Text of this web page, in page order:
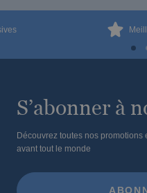
S’abonner à
Découvrez toutes nos
avant tout le monde